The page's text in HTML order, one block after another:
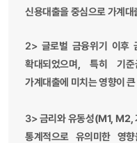
신용대출을 중심으로 가계대
2> 글로벌 금융위기 이후
확대되었으며, 특히 기
가계대출에 미치는 영향이
3>금리와 유동성(M1, M2,
통계적으로 유의미한 영